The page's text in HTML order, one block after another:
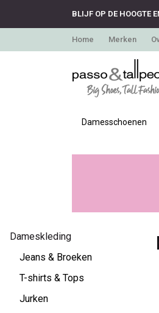
BLIJF OP DE HOOGTE
Home Merken
Damesschoenen
Hemdjes
Passo
Dameskleding
Jeans & Broeken
T-shirts & Tops
Jurken